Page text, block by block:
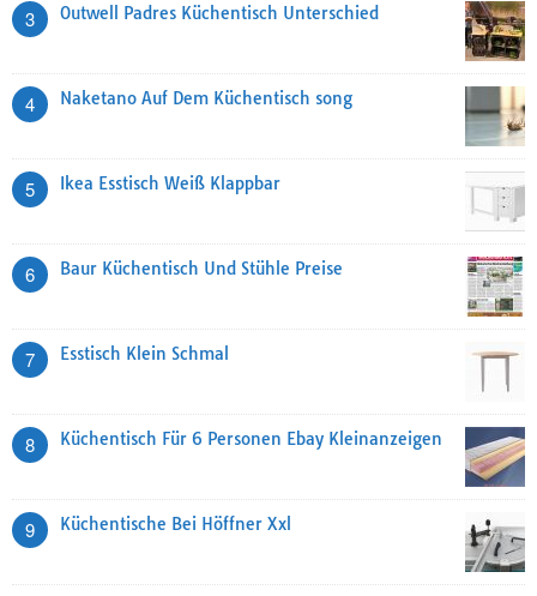
3 Outwell Padres Küchentisch Unterschied
4 Naketano Auf Dem Küchentisch song
5 Ikea Esstisch Weiß Klappbar
6 Baur Küchentisch Und Stühle Preise
7 Esstisch Klein Schmal
8 Küchentisch Für 6 Personen Ebay Kleinanzeigen
9 Küchentische Bei Höffner Xxl